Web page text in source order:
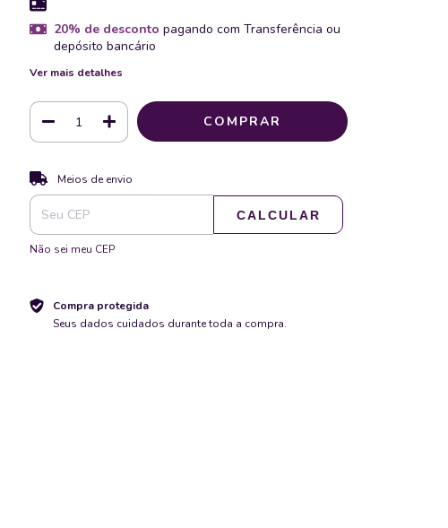
20% de desconto pagando com Transferência ou
depósito bancário
Ver mais detalhes
Entregas para o CEP:
Meios de envio
CALCULAR
Não sei meu CEP
Compra protegida
Seus dados cuidados durante toda a compra.